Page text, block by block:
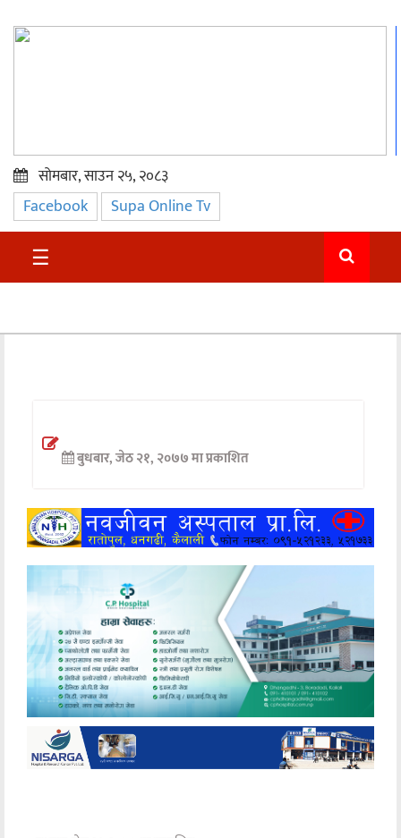
प्रमुख
समाचार
सुदुर
अन्तर्वार्ता
खेलकुद
मनोरञ्जन
अन्य
सोमबार, साउन २५, २०८३
Facebook Supa Online Tv
☰
बुधबार, जेठ २१, २०७७ मा प्रकाशित